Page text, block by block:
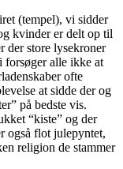
(tempel), vi sidder
kvinder er delt op til
der store lysekroner
alle ikke at
ofte
at sidde der og
på bedste vis.
“kiste” og der
også flot julepyntet,
religion de stammer